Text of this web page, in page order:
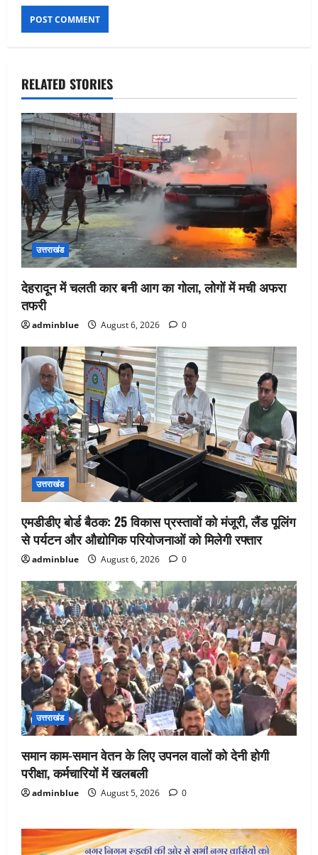
RELATED STORIES
उत्तराखंड
देहरादून में चलती कार बनी आग का गोला, लोगों में मची अफरा
तफरी
adminblue August 6, 2026 0
उत्तराखंड
एमडीडीए बोर्ड बैठक: 25 विकास प्रस्तावों को मंजूरी, लैंड पूलिंग
से पर्यटन और औद्योगिक परियोजनाओं को मिलेगी रफ्तार
adminblue August 6, 2026 0
उत्तराखंड
समान काम-समान वेतन के लिए उपनल वालों को देनी होगी
परीक्षा, कर्मचारियों में खलबली
adminblue August 5, 2026 0